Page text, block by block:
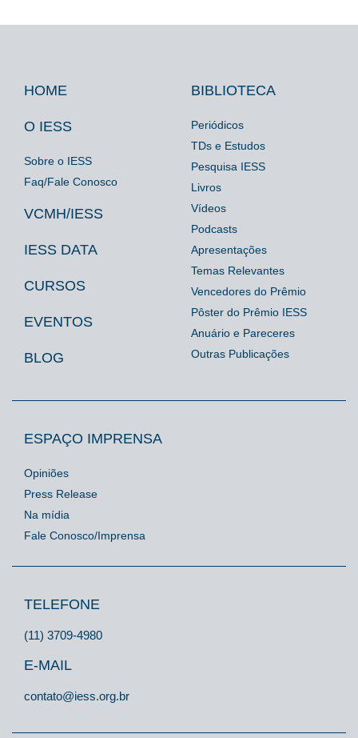
Footer
IESS
HOME
O IESS
Sobre o IESS
Faq/Fale Conosco
VCMH/IESS
IESS DATA
CURSOS
EVENTOS
BLOG
Footer
Biblioteca
BIBLIOTECA
Periódicos
TDs e Estudos
Pesquisa IESS
Livros
Vídeos
Podcasts
Apresentações
Temas Relevantes
Vencedores do Prêmio
Pôster do Prêmio IESS
Anuário e Pareceres
Outras Publicações
Footer
Espaço
Imprensa
ESPAÇO IMPRENSA
Opiniões
Press Release
Na mídia
Fale Conosco/Imprensa
TELEFONE
(11) 3709-4980
E-MAIL
contato@iess.org.br